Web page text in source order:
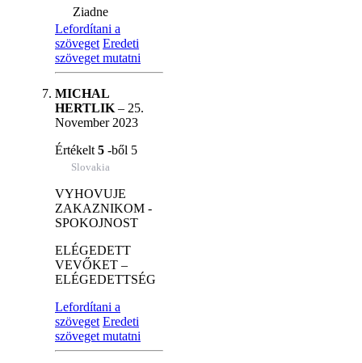
Ziadne
Lefordítani a
szöveget Eredeti
szöveget mutatni
MICHAL
HERTLIK – 25.
November 2023
Értékelt 5 -ből 5
Slovakia
VYHOVUJE
ZAKAZNIKOM -
SPOKOJNOST
ELÉGEDETT
VEVŐKET –
ELÉGEDETTSÉG
Lefordítani a
szöveget Eredeti
szöveget mutatni